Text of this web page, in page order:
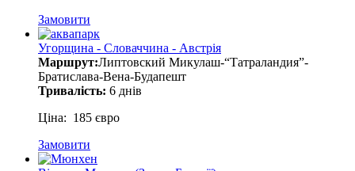
Замовити
Угорщина - Словаччина - Австрія
Маршрут:Липтовский Микулаш-“Татраландия”-
Братислава-Вена-Будапешт
Тривалість: 6 днів
Ціна: 185 євро
Замовити